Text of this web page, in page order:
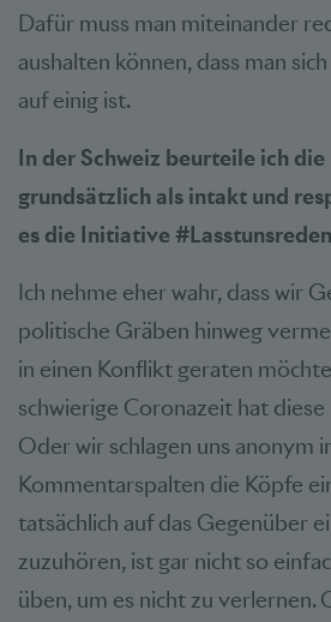
Dafür muss man miteinander
aushalten können, dass man
auf einig ist.
In der Schweiz beurteile ich
grundsätzlich als intakt und
es die Initiative
Ich nehme eher wahr, dass wir
politische Gräben hinweg
in einen Konflikt geraten
schwierige Coronazeit hat
Oder wir schlagen uns anonym
Kommentarspalten die Köpfe
tatsächlich auf das Gegenüber
zuzuhören, ist gar nicht so
üben, um es nicht zu verlernen.